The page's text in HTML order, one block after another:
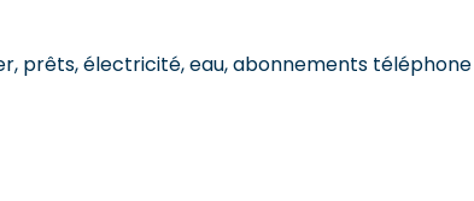
prêts, électricité, eau, abonnements téléphone